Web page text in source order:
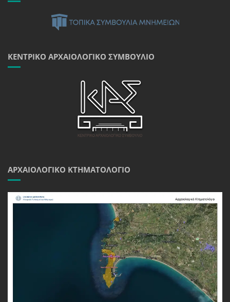
ΚΕΝΤΡΙΚΌ ΑΡΧΑΙΟΛΟΓΙΚΌ ΣΥΜΒΟΎΛΙΟ
ΑΡΧΑΙΟΛΟΓΙΚΌ ΚΤΗΜΑΤΟΛΌΓΙΟ